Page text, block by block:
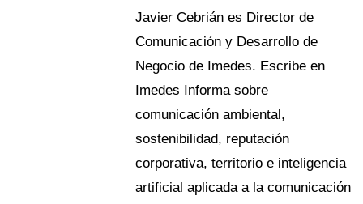
Javier Cebrián es Director de
Comunicación y Desarrollo de
Negocio de Imedes. Escribe en
Imedes Informa sobre
comunicación ambiental,
sostenibilidad, reputación
corporativa, territorio e inteligencia
artificial aplicada a la comunicación